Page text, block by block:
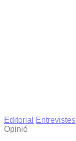
Editorial
Entrevistes
Opinió